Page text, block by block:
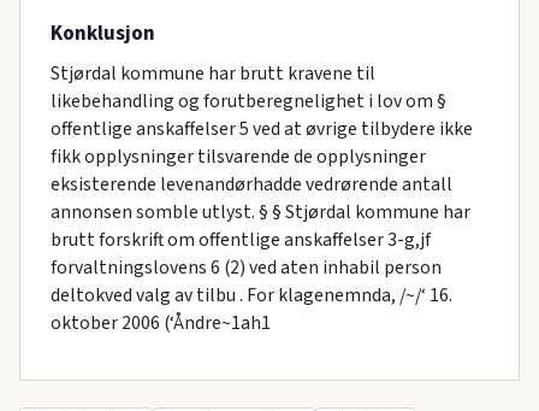
Konklusjon
Stjørdal kommune har brutt kravene til
likebehandling og forutberegnelighet i lov om §
offentlige anskaffelser 5 ved at øvrige tilbydere ikke
fikk opplysninger tilsvarende de opplysninger
eksisterende levenandørhadde vedrørende antall
annonsen somble utlyst. § § Stjørdal kommune har
brutt forskrift om offentlige anskaffelser 3-g,jf
forvaltningslovens 6 (2) ved aten inhabil person
deltokved valg av tilbu . For klagenemnda, /~/‘ 16.
oktober 2006 (‘Åndre~1ah1